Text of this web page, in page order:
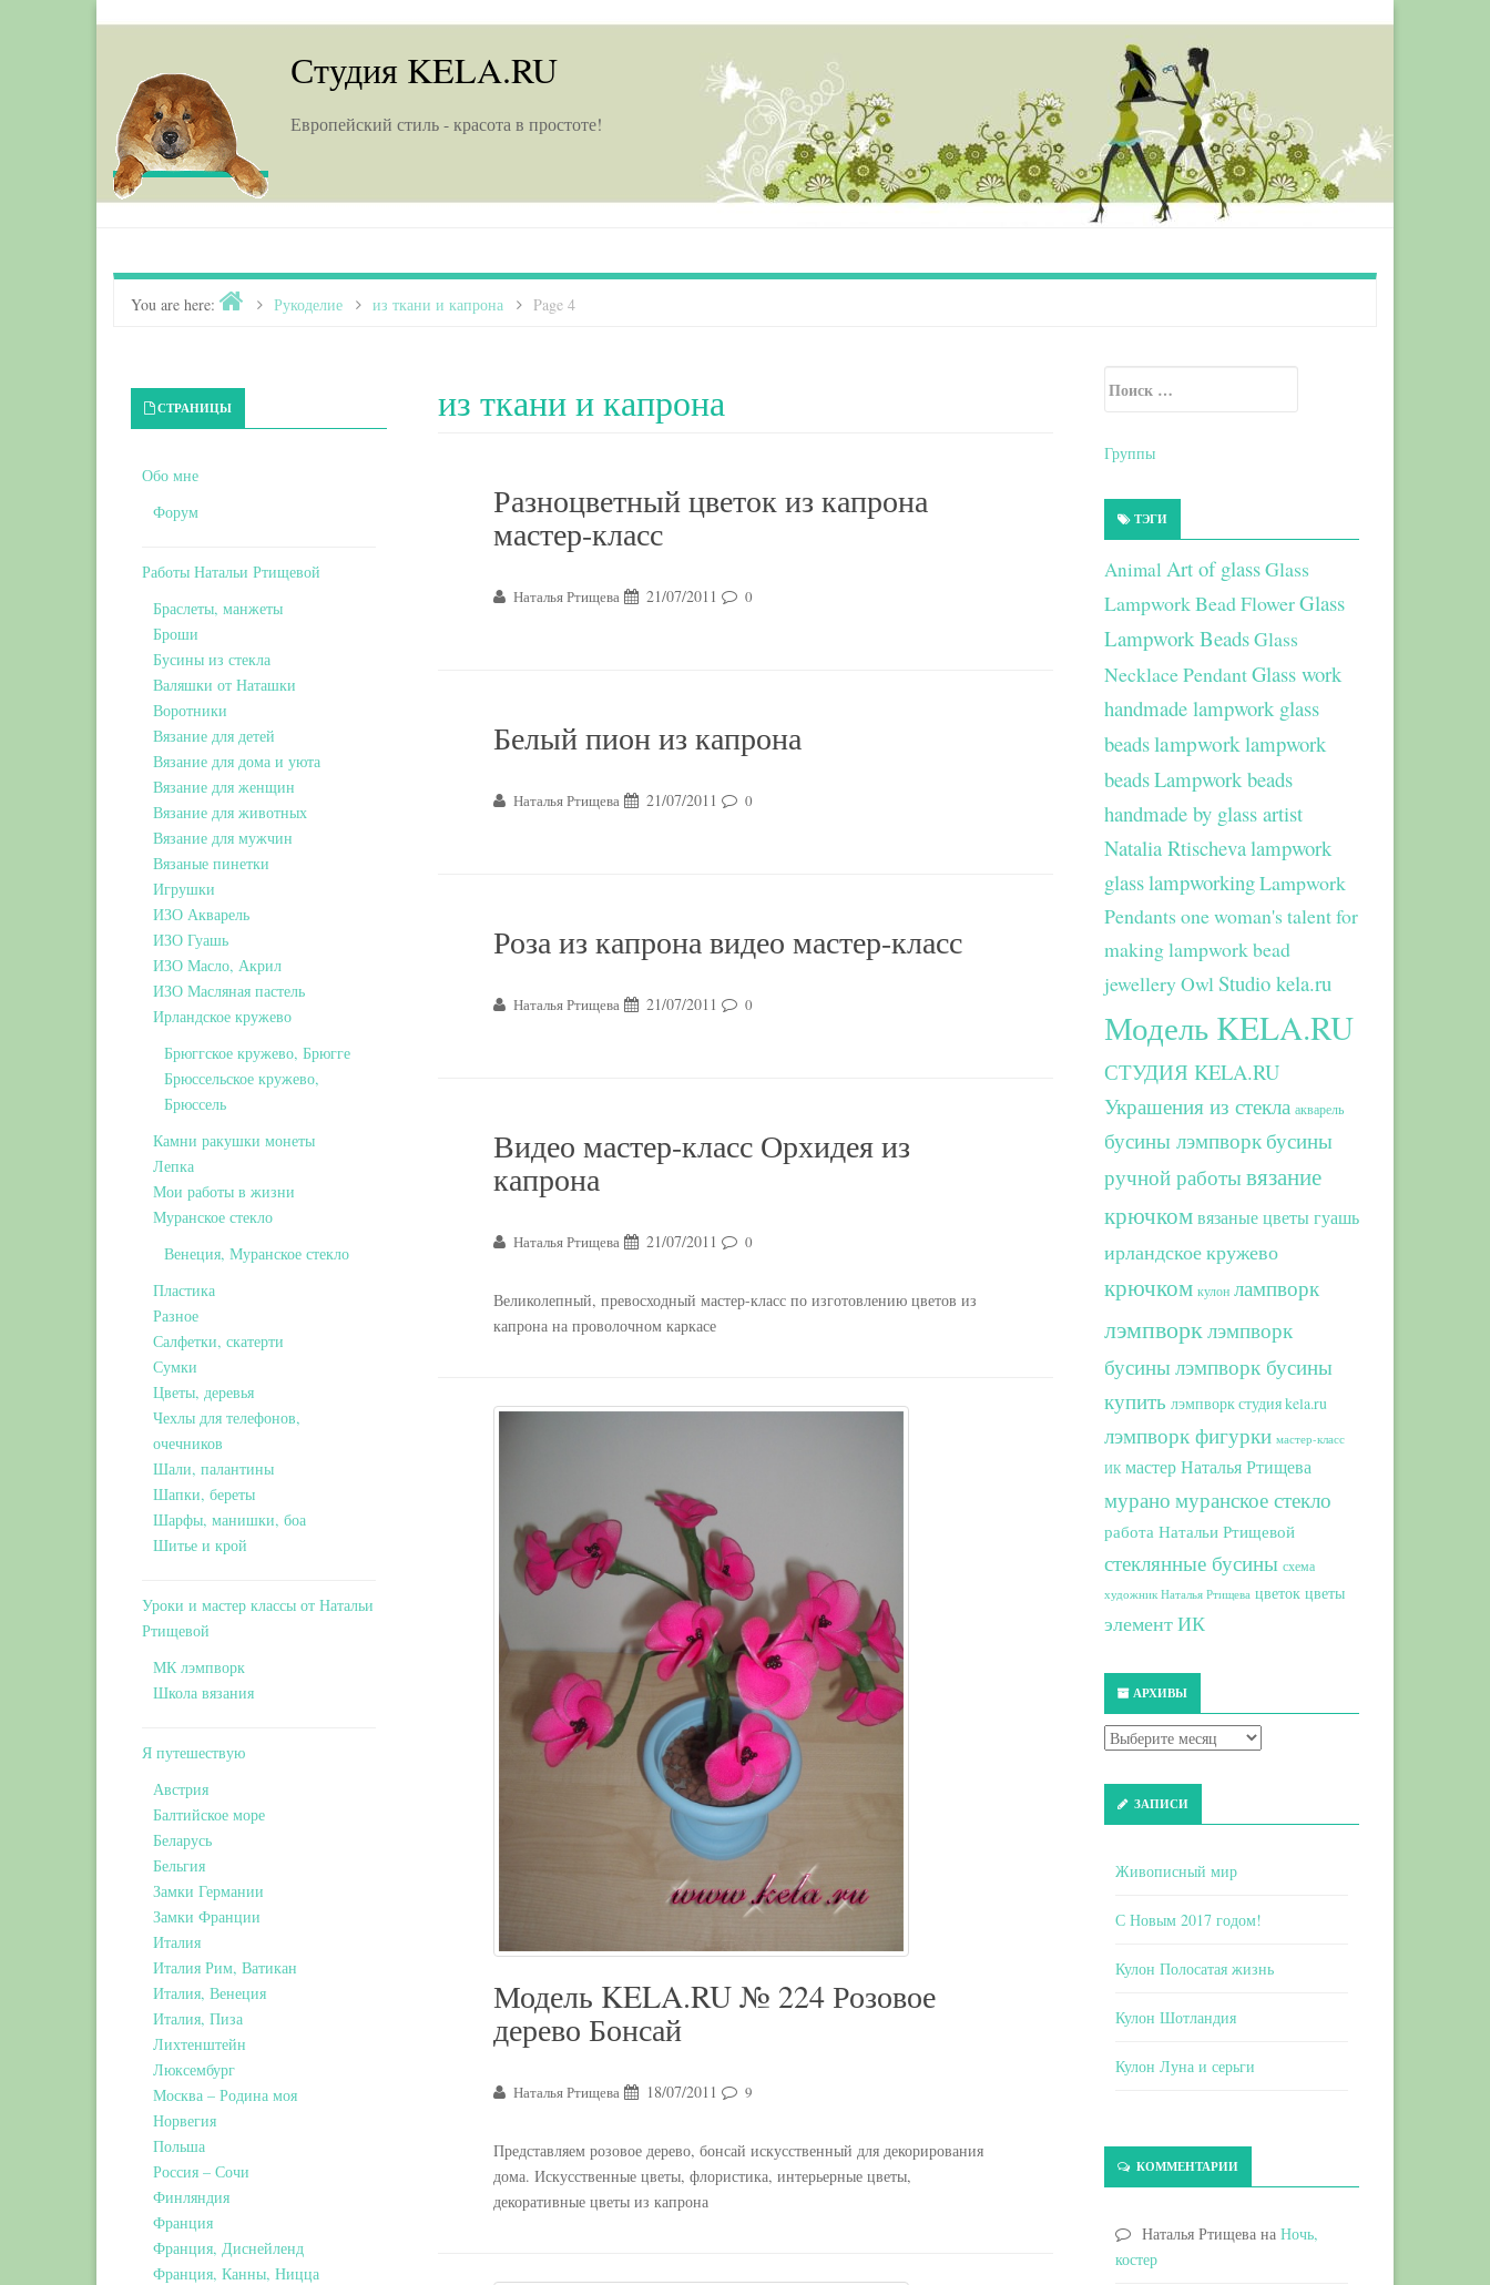
Студия KELA.RU
Европейский стиль - красота в простоте!
You are here: HomeРукоделие из ткани и капрона Page 4
из ткани и капрона
Разноцветный цветок из капрона
мастер-класс
Наталья Ртищева 21/07/2011 0
Белый пион из капрона
Наталья Ртищева 21/07/2011 0
Роза из капрона видео мастер-класс
Наталья Ртищева 21/07/2011 0
Видео мастер-класс Орхидея из
капрона
Наталья Ртищева 21/07/2011 0
Великолепный, превосходный мастер-класс по изготовлению цветов из
капрона на проволочном каркасе
Модель KELA.RU № 224 Розовое
дерево Бонсай
Наталья Ртищева 18/07/2011 9
Представляем розовое дерево, бонсай искусственный для декорирования
дома. Искусственные цветы, флористика, интерьерные цветы,
декоративные цветы из капрона
Primary Sidebar
СТРАНИЦЫ
Обо мне
Форум
Работы Натальи Ртищевой
Браслеты, манжеты
Броши
Бусины из стекла
Валяшки от Наташки
Воротники
Вязание для детей
Вязание для дома и уюта
Вязание для женщин
Вязание для животных
Вязание для мужчин
Вязаные пинетки
Игрушки
ИЗО Акварель
ИЗО Гуашь
ИЗО Масло, Акрил
ИЗО Масляная пастель
Ирландское кружево
Брюггское кружево, Брюгге
Брюссельское кружево,
Брюссель
Камни ракушки монеты
Лепка
Мои работы в жизни
Муранское стекло
Венеция, Муранское стекло
Пластика
Разное
Салфетки, скатерти
Сумки
Цветы, деревья
Чехлы для телефонов,
очечников
Шали, палантины
Шапки, береты
Шарфы, манишки, боа
Шитье и крой
Уроки и мастер классы от Натальи
Ртищевой
МК лэмпворк
Школа вязания
Я путешествую
Австрия
Балтийское море
Беларусь
Бельгия
Замки Германии
Замки Франции
Италия
Италия Рим, Ватикан
Италия, Венеция
Италия, Пиза
Лихтенштейн
Люксембург
Москва – Родина моя
Норвегия
Польша
Россия – Сочи
Финляндия
Франция
Франция, Диснейленд
Франция, Канны, Ницца
Secondary Sidebar
Группы
ТЭГИ
Animal Art of glassGlass
Lampwork Bead FlowerGlass
Lampwork BeadsGlass
Necklace PendantGlass work
handmade lampwork glass
beadslampworklampwork
beadsLampwork beads
handmade by glass artist
Natalia Rtischevalampwork
glasslampworkingLampwork
Pendants one woman's talent for
making lampwork bead
jewelleryOwlStudio kela.ru
Модель KELA.RU
СТУДИЯ KELA.RU
Украшения из стекла акварель
бусины лэмпворк бусины
ручной работывязание
крючком вязаные цветы гуашь
ирландское кружево
крючком кулон лампворк
лэмпворклэмпворк
бусинылэмпворк бусины
купить лэмпворк студия kela.ru
лэмпворк фигурки мастер-класс
ИК мастер Наталья Ртищева
мурано муранское стекло
работа Натальи Ртищевой
стеклянные бусины схема
художник Наталья Ртищева цветок цветы
элемент ИК
АРХИВЫ
ЗАПИСИ
Живописный мир
С Новым 2017 годом!
Кулон Полосатая жизнь
Кулон Шотландия
Кулон Луна и серьги
КОММЕНТАРИИ
Наталья Ртищевана Ночь,
костер